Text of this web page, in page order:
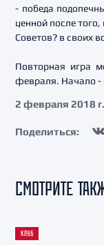
- победа
ценной после
Советов? в своих
Повторная игра
февраля. Начало -
2 февраля 2018 г.
Поделиться:
СМОТРИТЕ
КЛУБ